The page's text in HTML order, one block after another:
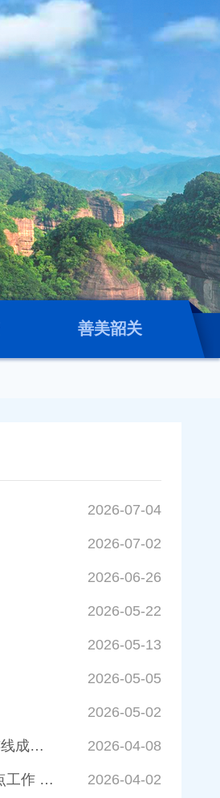
善美韶关
2026-07-04
2026-07-02
2026-06-26
2026-05-22
2026-05-13
2026-05-05
2026-05-02
陈少荣吴庆华督导丹霞山片区景城一体化建设重点项目推进情况 以道路建设为载体 串珠成链连线成片 打造片区组团发展新标杆 2026-04-08
陈少荣到曲江区督导“百千万工程”和重点产业项目落地建设工作 努力拼搏抓紧抓细抓实各项重点工作 争取更好发展成果 2026-04-02